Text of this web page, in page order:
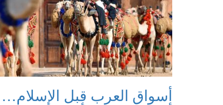
أسواق العرب قبل الإسلام…